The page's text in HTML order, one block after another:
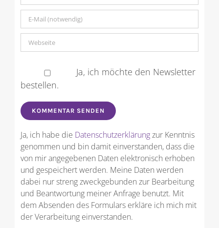
Ja, ich möchte den Newsletter
bestellen.
Ja, ich habe die Datenschutzerklärungzur Kenntnis
genommen und bin damit einverstanden, dass die
von mir angegebenen Daten elektronisch erhoben
und gespeichert werden. Meine Daten werden
dabei nur streng zweckgebunden zur Bearbeitung
und Beantwortung meiner Anfrage benutzt. Mit
dem Absenden des Formulars erkläre ich mich mit
der Verarbeitung einverstanden.